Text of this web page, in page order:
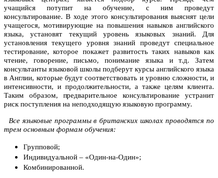
учащийся потупит на обучение, с ним проведут
консультирование. В ходе этого консультирования выяснят цели
учащегося, мотивирующие на повышения навыков английского
языка, установят текущий уровень языковых знаний. Для
установления текущего уровня знаний проведут специальное
тестирование, которое покажет развитость таких навыков как
чтение, говорение, письмо, понимание языка и т.д. Затем
консультанты языковой школы подберут курсы английского языка
в Англии, которые будут соответствовать и уровню сложности, и
интенсивности, и продолжительности, а также целям клиента.
Таким образом, предварительное консультирование устранит
риск поступления на неподходящую языковую программу.
Все языковые программы в британских школах проводятся по
трем основным формам обучения:
Групповой;
Индивидуальной – «Один-на-Один»;
Комбинированной.